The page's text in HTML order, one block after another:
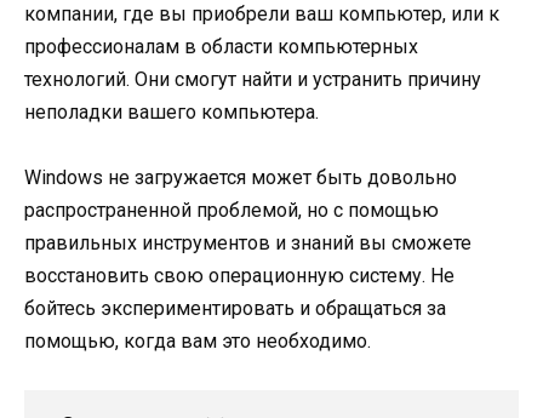
компании, где вы приобрели ваш компьютер, или к
профессионалам в области компьютерных
технологий. Они смогут найти и устранить причину
неполадки вашего компьютера.
Windows не загружается может быть довольно
распространенной проблемой, но с помощью
правильных инструментов и знаний вы сможете
восстановить свою операционную систему. Не
бойтесь экспериментировать и обращаться за
помощью, когда вам это необходимо.